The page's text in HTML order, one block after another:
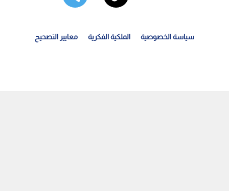
سياسة الخصوصية الملكية الفكرية معايير التصحيح